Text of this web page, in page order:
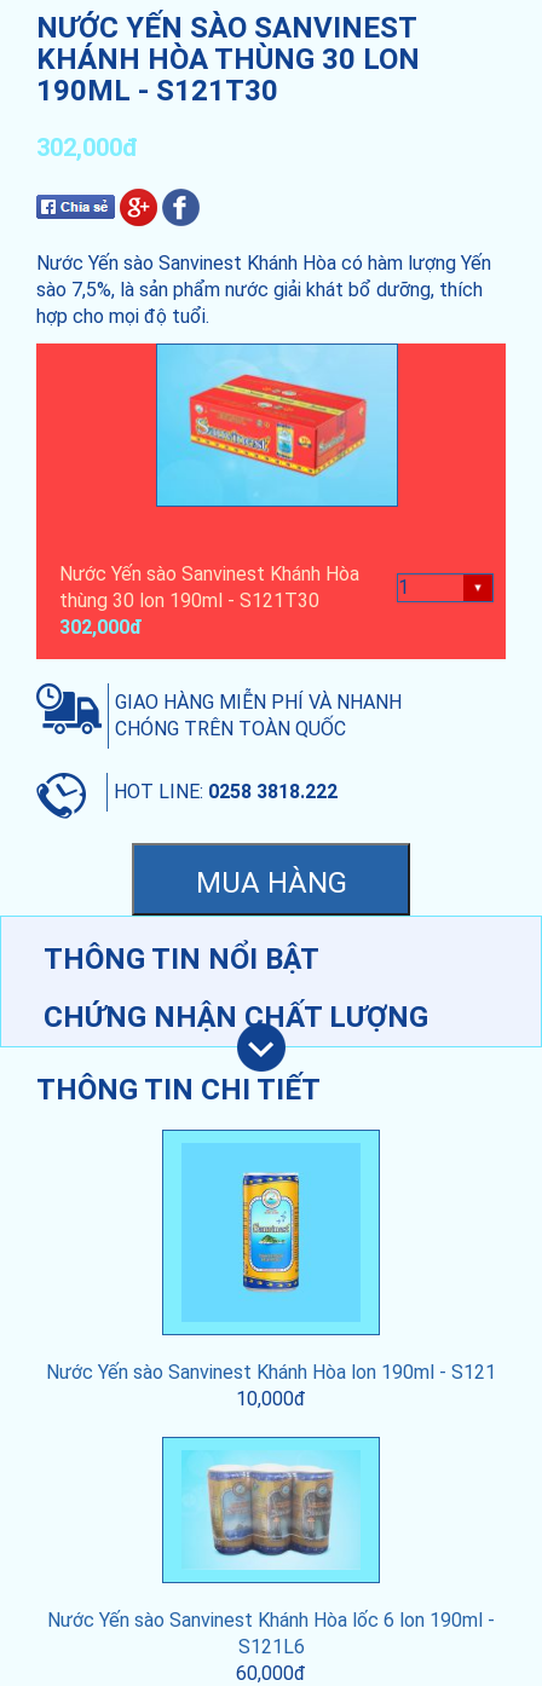
NƯỚC YẾN SÀO SANVINEST
KHÁNH HÒA THÙNG 30 LON
190ML - S121T30
302,000đ
Nước Yến sào Sanvinest Khánh Hòa có hàm lượng Yến
sào 7,5%, là sản phẩm nước giải khát bổ dưỡng, thích
hợp cho mọi độ tuổi.
Nước Yến sào Sanvinest Khánh Hòa
thùng 30 lon 190ml - S121T30
302,000đ
GIAO HÀNG MIỄN PHÍ VÀ NHANH
CHÓNG TRÊN TOÀN QUỐC
HOT LINE: 0258 3818.222
THÔNG TIN NỔI BẬT
CHỨNG NHẬN CHẤT LƯỢNG
THÔNG TIN CHI TIẾT
Nước Yến sào Sanvinest Khánh Hòa lon 190ml - S121
10,000đ
Nước Yến sào Sanvinest Khánh Hòa lốc 6 lon 190ml -
S121L6
60,000đ